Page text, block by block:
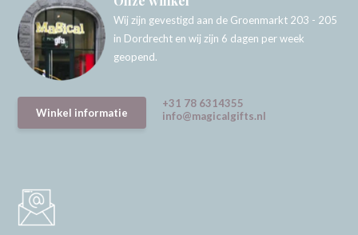
Wij zijn gevestigd aan de Groenmarkt 203 - 205
in Dordrecht en wij zijn 6 dagen per week
geopend.
Winkel informatie
+31 78 6314355
info@magicalgifts.nl